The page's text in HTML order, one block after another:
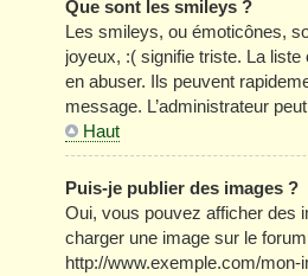
Que sont les smileys ?
Les smileys, ou émoticônes,
joyeux, :( signifie triste. La
en abuser. Ils peuvent
message. L’administrateur
Haut
Puis-je publier des images ?
Oui, vous pouvez afficher des
charger une image sur le
http://www.exemple.com/